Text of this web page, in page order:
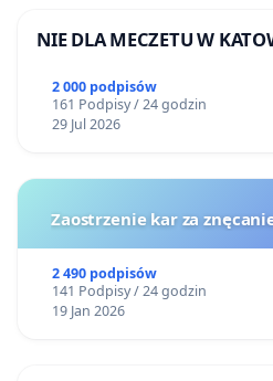
NIE DLA MECZETU W
2 000 podpisów
161 Podpisy / 24 godzin
29 Jul 2026
Zaostrzenie kar za
2 490 podpisów
141 Podpisy / 24 godzin
19 Jan 2026